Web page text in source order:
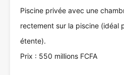
Piscine privée avec une
rectement sur la piscine (idéal
étente).
Prix : 550 millions FCFA